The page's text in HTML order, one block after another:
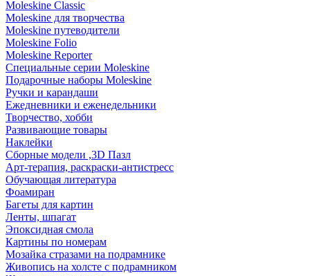
Moleskine Classic
Moleskine для творчества
Moleskine путеводители
Moleskine Folio
Moleskine Reporter
Специальные серии Moleskine
Подарочные наборы Moleskine
Ручки и карандаши
Ежедневники и еженедельники
Творчество, хобби
Развивающие товары
Наклейки
Сборные модели ,3D Пазл
Арт-терапия, раскраски-антистресс
Обучающая литература
Фоамиран
Багеты для картин
Ленты, шпагат
Эпоксидная смола
Картины по номерам
Мозайка стразами на подрамнике
Живопись на холсте с подрамником